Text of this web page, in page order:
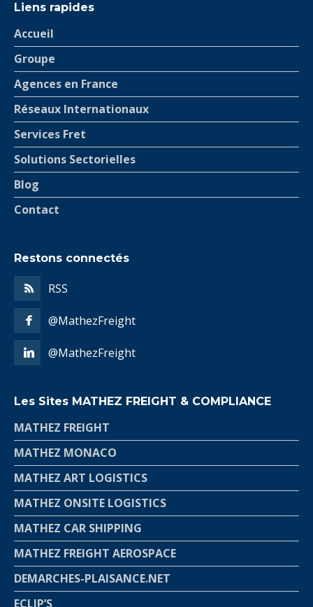
Liens rapides
Accueil
Groupe
Agences en France
Réseaux Internationaux
Services Fret
Solutions Sectorielles
Blog
Contact
Restons connectés
RSS
@MathezFreight
@MathezFreight
Les Sites MATHEZ FREIGHT & COMPLIANCE
MATHEZ FREIGHT
MATHEZ MONACO
MATHEZ ART LOGISTICS
MATHEZ ONSITE LOGISTICS
MATHEZ CAR SHIPPING
MATHEZ FREIGHT AEROSPACE
DEMARCHES-PLAISANCE.NET
ECLIP’S